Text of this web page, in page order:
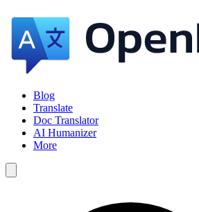
Blog
Translate
Doc Translator
AI Humanizer
More